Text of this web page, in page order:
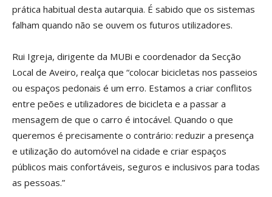
prática habitual desta autarquia. É sabido que os sistemas
falham quando não se ouvem os futuros utilizadores.
Rui Igreja, dirigente da MUBi e coordenador da Secção
Local de Aveiro, realça que “colocar bicicletas nos passeios
ou espaços pedonais é um erro. Estamos a criar conflitos
entre peões e utilizadores de bicicleta e a passar a
mensagem de que o carro é intocável. Quando o que
queremos é precisamente o contrário: reduzir a presença
e utilização do automóvel na cidade e criar espaços
públicos mais confortáveis, seguros e inclusivos para todas
as pessoas.”